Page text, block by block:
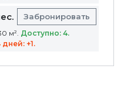
Забронировать
м². Доступно: 4.
+1.